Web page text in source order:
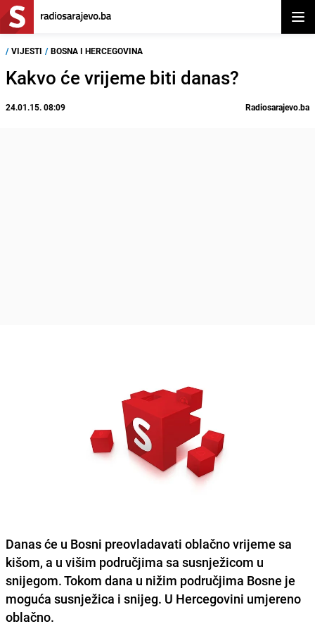
/ VIJESTI / BOSNA I HERCEGOVINA
Kakvo će vrijeme biti danas?
24.01.15. 08:09 Radiosarajevo.ba
Danas će u Bosni preovladavati oblačno vrijeme sa
kišom, a u višim područjima sa susnježicom u
snijegom. Tokom dana u nižim područjima Bosne je
moguća susnježica i snijeg. U Hercegovini umjereno
oblačno.